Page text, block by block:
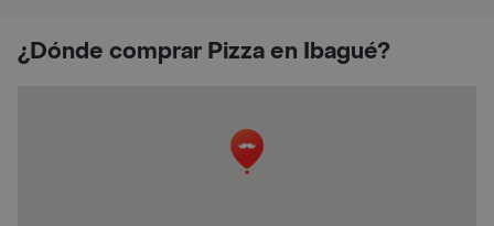
¿Dónde comprar Pizza en Ibagué?